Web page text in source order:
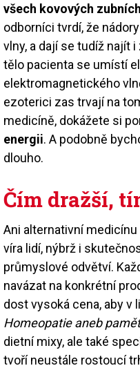
všech kovových
odborníci tvrdí, že
vlny, a dají se tudíž najít
tělo pacienta se umístí
elektromagnetického
ezoterici zas trvají na
medicíně, dokážete si
energii. A podobně
dlouho.
Čím dražší,
Ani alternativní
víra lidí, nýbrž i
průmyslové odvětví.
navázat na konkrétní
dost vysoká cena, aby v
Homeopatie aneb
dietní mixy, ale také
tvoří neustále rostoucí